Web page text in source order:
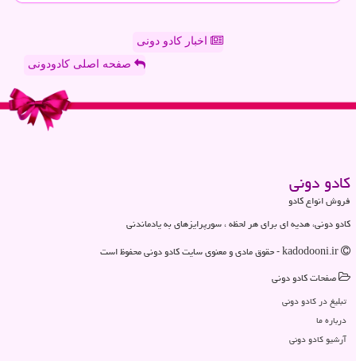
اخبار کادو دونی
صفحه اصلی کادودونی
كادو دونی
فروش انواع کادو
کادو دونی، هدیه ای برای هر لحظه ، سورپرایزهای به یادماندنی
صفحات كادو دونی
تبلیغ در كادو دونی
درباره ما
آرشیو كادو دونی